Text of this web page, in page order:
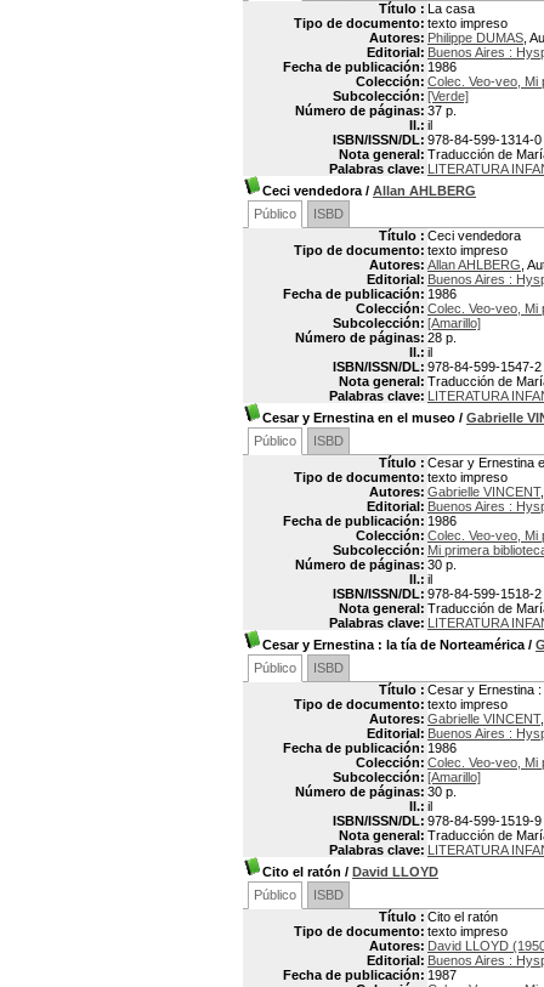
Título : La casa
Tipo de documento: texto impreso
Autores: Philippe DUMAS ,
Editorial: Buenos Aires :
Fecha de publicación: 1986
Colección: Colec. Veo-veo, Mi
Subcolección: [Verde]
Número de páginas: 37 p.
Il.: il
ISBN/ISSN/DL: 978-84-599-1314-0
Nota general: Traducción de
Palabras clave: LITERATURA
Ceci vendedora / Allan AHLBERG
Público
ISBD
Título : Ceci vendedora
Tipo de documento: texto impreso
Autores: Allan AHLBERG ,
Editorial: Buenos Aires :
Fecha de publicación: 1986
Colección: Colec. Veo-veo, Mi
Subcolección: [Amarillo]
Número de páginas: 28 p.
Il.: il
ISBN/ISSN/DL: 978-84-599-1547-2
Nota general: Traducción de
Palabras clave: LITERATURA
Cesar y Ernestina en el museo / Gabrielle
Público
ISBD
Título : Cesar y Ernestina
Tipo de documento: texto impreso
Autores: Gabrielle VINCENT
Editorial: Buenos Aires :
Fecha de publicación: 1986
Colección: Colec. Veo-veo, Mi
Subcolección: Mi primera
Número de páginas: 30 p.
Il.: il
ISBN/ISSN/DL: 978-84-599-1518-2
Nota general: Traducción de
Palabras clave: LITERATURA
Cesar y Ernestina : la tía de Norteamérica /
Público
ISBD
Título : Cesar y Ernestina
Tipo de documento: texto impreso
Autores: Gabrielle VINCENT
Editorial: Buenos Aires :
Fecha de publicación: 1986
Colección: Colec. Veo-veo, Mi
Subcolección: [Amarillo]
Número de páginas: 30 p.
Il.: il
ISBN/ISSN/DL: 978-84-599-1519-9
Nota general: Traducción de
Palabras clave: LITERATURA
Cito el ratón / David LLOYD
Público
ISBD
Título : Cito el ratón
Tipo de documento: texto impreso
Autores: David LLOYD
Editorial: Buenos Aires :
Fecha de publicación: 1987